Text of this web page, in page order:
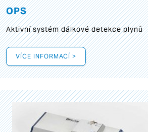
OPS
Aktivní systém dálkové detekce plynů
VÍCE INFORMACÍ >